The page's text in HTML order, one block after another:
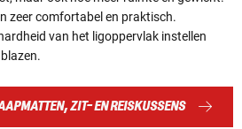
zeer comfortabel en praktisch.
van het ligoppervlak instellen
ZIT- EN REISKUSSENS